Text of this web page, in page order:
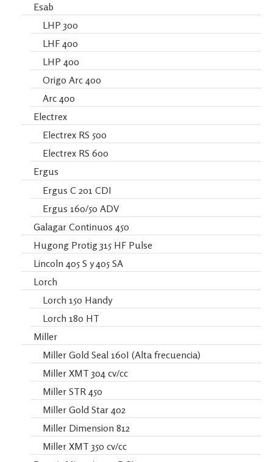
Esab
LHP 300
LHF 400
LHP 400
Origo Arc 400
Arc 400
Electrex
Electrex RS 500
Electrex RS 600
Ergus
Ergus C 201 CDI
Ergus 160/50 ADV
Galagar Continuos 450
Hugong Protig 315 HF Pulse
Lincoln 405 S y 405 SA
Lorch
Lorch 150 Handy
Lorch 180 HT
Miller
Miller Gold Seal 160I (Alta frecuencia)
Miller XMT 304 cv/cc
Miller STR 450
Miller Gold Star 402
Miller Dimension 812
Miller XMT 350 cv/cc